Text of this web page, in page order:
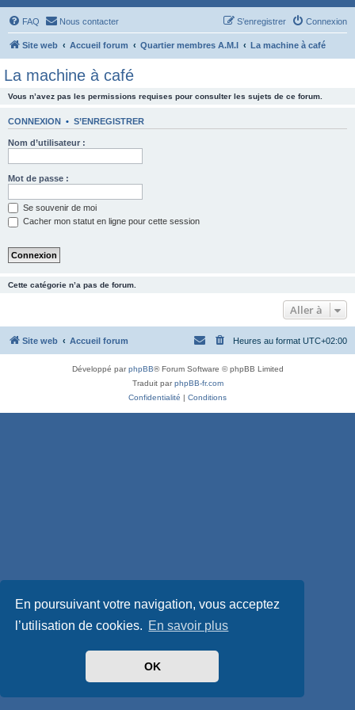
En poursuivant votre navigation, vous acceptez
l’utilisation de cookies. En savoir plus
OK
FAQ Nous contacter Connexion
S’enregistrer
Site web Accueil forum Quartier membres A.M.I La machine à café
La machine à café
Vous n’avez pas les permissions requises pour consulter les sujets de ce forum.
CONNEXION • S’ENREGISTRER
Nom d’utilisateur :
Mot de passe :
Se souvenir de moi
Cacher mon statut en ligne pour cette session
Cette catégorie n’a pas de forum.
Aller à
Site web Accueil forum Heures au format UTC+02:00
Développé parphpBB® Forum Software © phpBB Limited
Traduit parphpBB-fr.com
Confidentialité | Conditions